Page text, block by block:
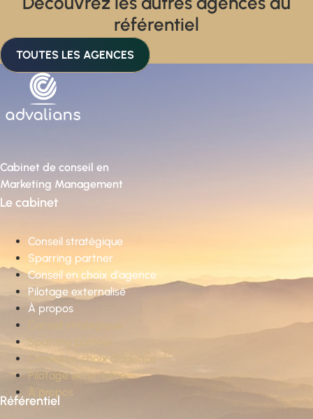
référentiel
TOUTES LES AGENCES
Cabinet de conseil en
Marketing Management
Le cabinet
Conseil stratégique
Sparring partner
Conseil en choix d’agence
Pilotage externalisé
À propos
Sparring partner
Conseil en choix d’agence
Pilotage externalisé
À propos
Référentiel